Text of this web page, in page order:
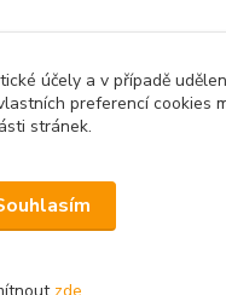
účely a v případě
preferencí cookies
stránek.